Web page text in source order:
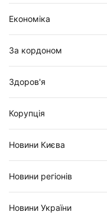
Економіка
За кордоном
Здоров'я
Корупція
Новини Києва
Новини регіонів
Новини України